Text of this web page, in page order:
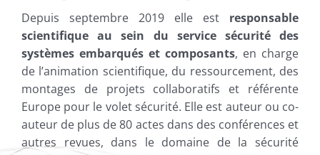
Depuis septembre 2019 elle est responsable
scientifique au sein du service sécurité des
systèmes embarqués et composants, en charge
de l’animation scientifique, du ressourcement, des
montages de projets collaboratifs et référente
Europe pour le volet sécurité. Elle est auteur ou co-
auteur de plus de 80 actes dans des conférences et
autres revues, dans le domaine de la sécurité